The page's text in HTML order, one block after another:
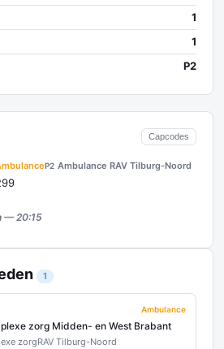
Capcodes
P2 Ambulance RAV Tilburg-Noord
— 20:15
1
Ambulance
zorg Midden- en West Brabant
zorgRAV Tilburg-Noord
1
1
P2